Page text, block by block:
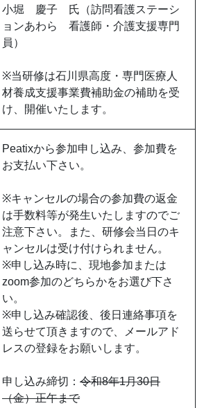
小堀 慶子 氏（訪問看護ステーシ
ョンあわら 看護師・介護支援専門
員）
※当研修は石川県高度・専門医療人
材養成支援事業費補助金の補助を受
け、開催いたします。
Peatixから参加申し込み、参加費を
お支払い下さい。
※キャンセルの場合の参加費の返金
は手数料等が発生いたしますのでご
注意下さい。また、研修会当日のキ
ャンセルは受け付けられません。
※申し込み時に、現地参加または
zoom参加のどちらかをお選び下さ
い。
※申し込み確認後、後日連絡事項を
送らせて頂きますので、メールアド
レスの登録をお願いします。
申し込み締切： 令和8年1月30日
（金）正午まで